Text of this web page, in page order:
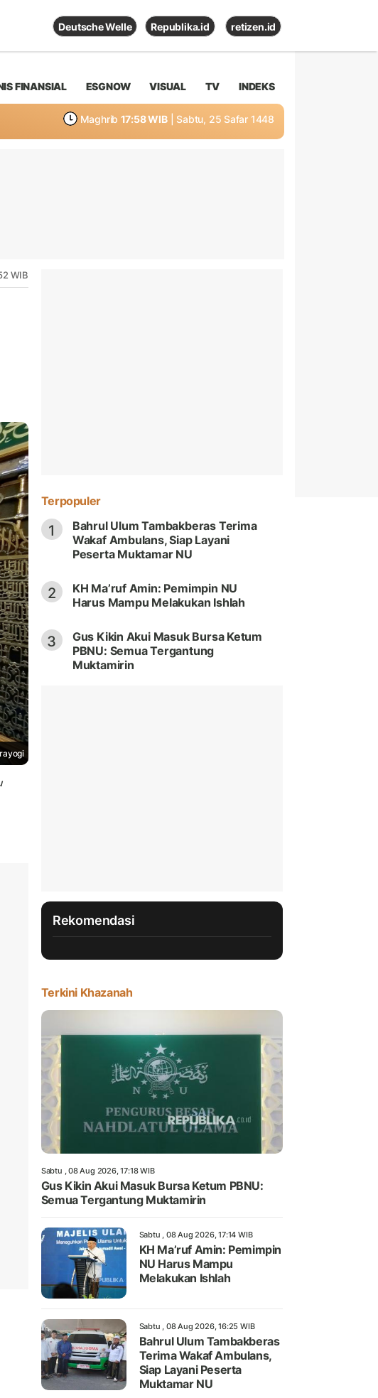
Deutsche Welle Republika.id retizen.id
FINANSIAL ESGNOW VISUAL TV INDEKS
Maghrib 17:58 WIB | Sabtu, 25 Safar 1448
WIB
Terpopuler
1
Bahrul Ulum Tambakberas Terima
Wakaf Ambulans, Siap Layani
Peserta Muktamar NU
2
KH Ma’ruf Amin: Pemimpin NU
Harus Mampu Melakukan Ishlah
3
Gus Kikin Akui Masuk Bursa Ketum
PBNU: Semua Tergantung
Muktamirin
Rekomendasi
Terkini Khazanah
Sabtu , 08 Aug 2026, 17:18 WIB
Gus Kikin Akui Masuk Bursa Ketum PBNU:
Semua Tergantung Muktamirin
Sabtu , 08 Aug 2026, 17:14 WIB
KH Ma’ruf Amin: Pemimpin
NU Harus Mampu
Melakukan Ishlah
Sabtu , 08 Aug 2026, 16:25 WIB
Bahrul Ulum Tambakberas
Terima Wakaf Ambulans,
Siap Layani Peserta
Muktamar NU